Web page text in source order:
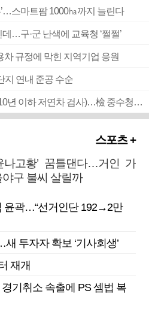
스마트팜 1000㏊까지 늘린다
…구·군 난색에 교육청 ‘쩔쩔’
규정에 막힌 지역기업 응원
지 연내 준공 수순
■ 검사 신분 버리고 직급하향(10년 이하 저연차 검사)…檢 중수청행 기피
스포츠 +
나고황’ 꿈틀댄다…거인 가
야구 불씨 살릴까
윤곽…“선거인단 192→2만
투자자 확보 ‘기사회생’
재개
기취소 속출에 PS 셈법 복